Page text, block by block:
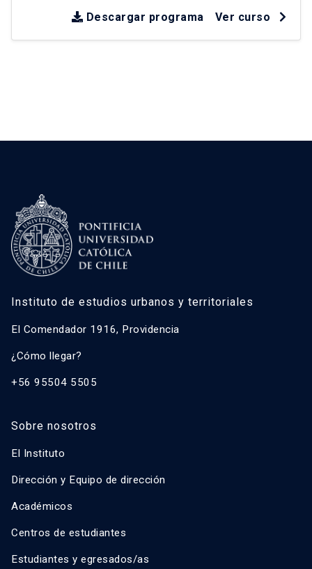
sobre experiencias en América Latina y Chile
Ver curso
Descargar programa
Instituto de estudios urbanos y territoriales
El Comendador 1916, Providencia
¿Cómo llegar?
+56 95504 5505
Sobre nosotros
El Instituto
Dirección y Equipo de dirección
Académicos
Centros de estudiantes
Estudiantes y egresados/as